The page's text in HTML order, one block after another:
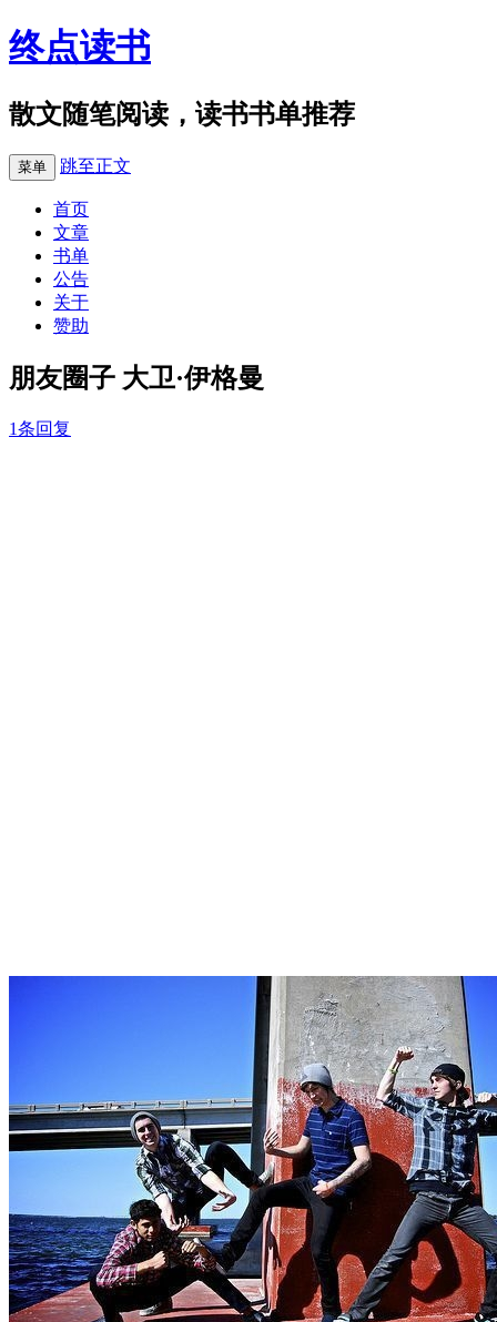
终点读书
散文随笔阅读，读书书单推荐
菜单 跳至正文
首页
文章
书单
公告
关于
赞助
朋友圈子 大卫·伊格曼
1条回复